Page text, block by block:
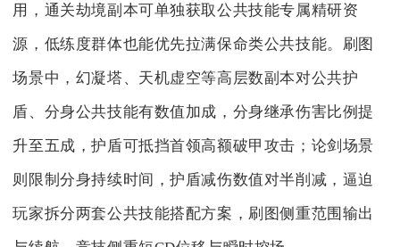
用，通关劫境副本可单独获取公共技能专属精研资
源，低练度群体也能优先拉满保命类公共技能。刷图
场景中，幻凝塔、天机虚空等高层数副本对公共护
盾、分身公共技能有数值加成，分身继承伤害比例提
升至五成，护盾可抵挡首领高额破甲攻击；论剑场景
则限制分身持续时间，护盾减伤数值对半削减，逼迫
玩家拆分两套公共技能搭配方案，刷图侧重范围输出